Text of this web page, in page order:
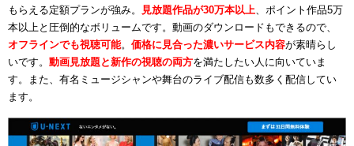
もらえる定額プランが強み。
見放題作品が30万本以上、ポイント作品5万
本以上と圧倒的なボリュームです。動画のダウンロードもできるので、
オフラインでも視聴可能。 価格に見合った濃いサービス内容が素晴らし
いです。 動画見放題と新作の視聴の両方を満たしたい人に向いていま
す。また、有名ミュージシャンや舞台のライブ配信も数多く配信してい
ます。